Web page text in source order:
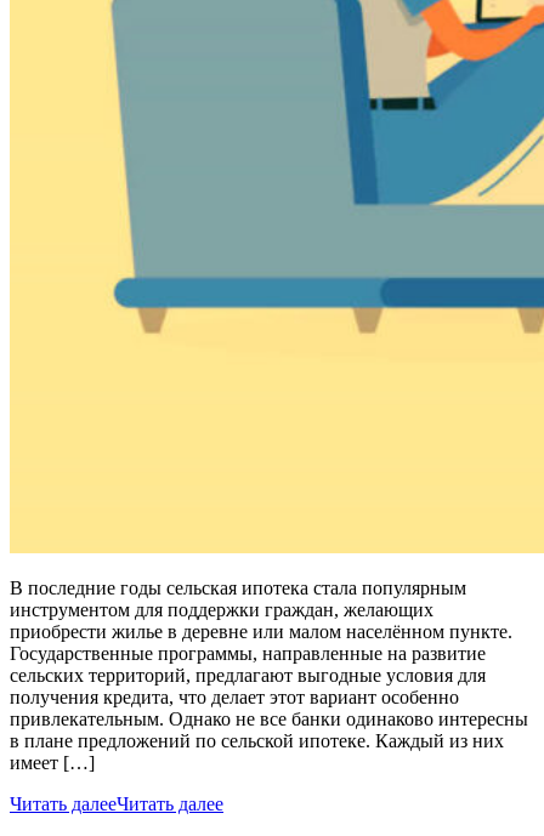
В последние годы сельская ипотека стала популярным
инструментом для поддержки граждан, желающих
приобрести жилье в деревне или малом населённом пункте.
Государственные программы, направленные на развитие
сельских территорий, предлагают выгодные условия для
получения кредита, что делает этот вариант особенно
привлекательным. Однако не все банки одинаково интересны
в плане предложений по сельской ипотеке. Каждый из них
имеет […]
Читать далееЧитать далее